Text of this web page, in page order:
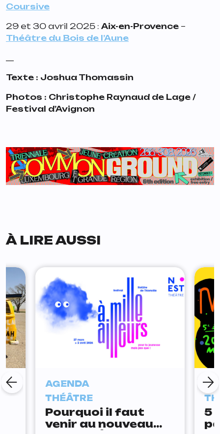
Coursive
29 et 30 avril 2025 : Aix-en-Provence –
Théâtre du Bois de l’Aune
Texte : Joshua Thomassin
Photos : Christophe Raynaud de Lage /
Festival d’Avignon
À LIRE AUSSI
AGENDA
THÉÂTRE
Pourquoi il faut
venir au nouveau
5